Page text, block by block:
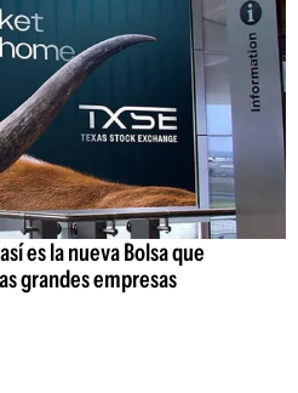
es la nueva Bolsa que
grandes empresas